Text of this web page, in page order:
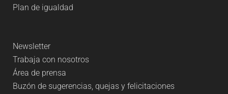
Plan de igualdad
Newsletter
Trabaja con nosotros
Área de prensa
Buzón de sugerencias, quejas y felicitaciones